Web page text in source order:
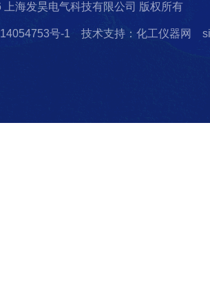
海发昊电气科技有限公司 版权所有
号-1 技术支持：化工仪器网